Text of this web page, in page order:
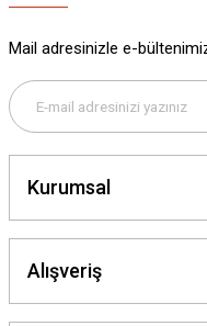
Bu ürüne benzer farklı
Mail adresinizle e-
Kurumsal
Alışveriş